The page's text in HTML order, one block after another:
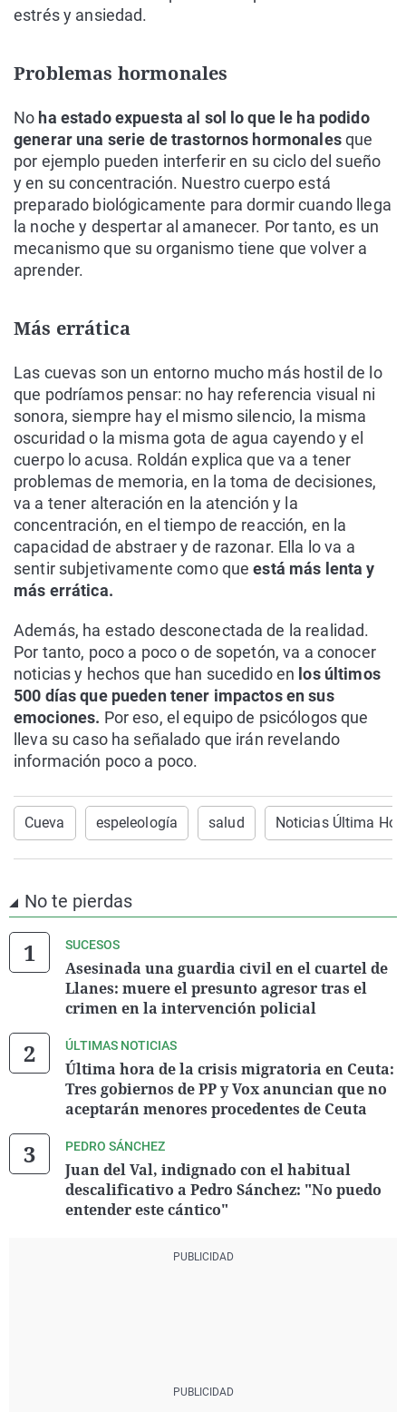
estrés y ansiedad.
Problemas hormonales
No ha estado expuesta al sol lo que le ha podido
generar una serie de trastornos hormonalesque
por ejemplo pueden interferir en su ciclo del sueño
y en su concentración. Nuestro cuerpo está
preparado biológicamente para dormir cuando llega
la noche y despertar al amanecer. Por tanto, es un
mecanismo que su organismo tiene que volver a
aprender.
Más errática
Las cuevas son un entorno mucho más hostil de lo
que podríamos pensar: no hay referencia visual ni
sonora, siempre hay el mismo silencio, la misma
oscuridad o la misma gota de agua cayendo y el
cuerpo lo acusa. Roldán explica que va a tener
problemas de memoria, en la toma de decisiones,
va a tener alteración en la atención y la
concentración, en el tiempo de reacción, en la
capacidad de abstraer y de razonar. Ella lo va a
sentir subjetivamente como queestá más lenta y
más errática.
Además, ha estado desconectada de la realidad.
Por tanto, poco a poco o de sopetón, va a conocer
noticias y hechos que han sucedido en los últimos
500 días que pueden tener impactos en sus
emociones. Por eso, el equipo de psicólogos que
lleva su caso ha señalado que irán revelando
información poco a poco.
Cueva espeleología salud Noticias Última
No te pierdas
SUCESOS
Asesinada una guardia civil en el cuartel de
Llanes: muere el presunto agresor tras el
crimen en la intervención policial
ÚLTIMAS NOTICIAS
Última hora de la crisis migratoria en Ceuta:
Tres gobiernos de PP y Vox anuncian que no
aceptarán menores procedentes de Ceuta
PEDRO SÁNCHEZ
Juan del Val, indignado con el habitual
descalificativo a Pedro Sánchez: "No puedo
entender este cántico"